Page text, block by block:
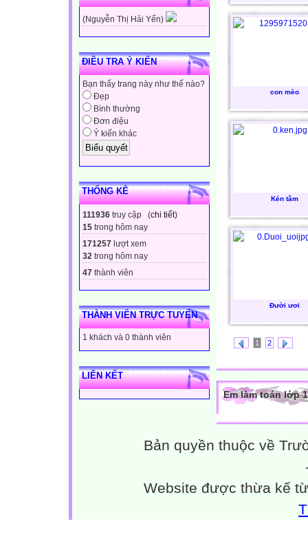
(Nguyễn Thị Hải Yến)
ĐIỀU TRA Ý KIẾN
Bạn thấy trang này như thế nào?
Đẹp
Bình thường
Đơn điệu
Ý kiến khác
THỐNG KÊ
111936 truy cập (chi tiết)
15 trong hôm nay
171257 lượt xem
32 trong hôm nay
47 thành viên
THÀNH VIÊN TRỰC TUYẾN
1 khách và 0 thành viên
LIÊN KẾT
con mèo
Kén tằm
Đười ươi
1 2
Em làm toán lớp 1
Bản quyền thuộc về
Website được thừa kế